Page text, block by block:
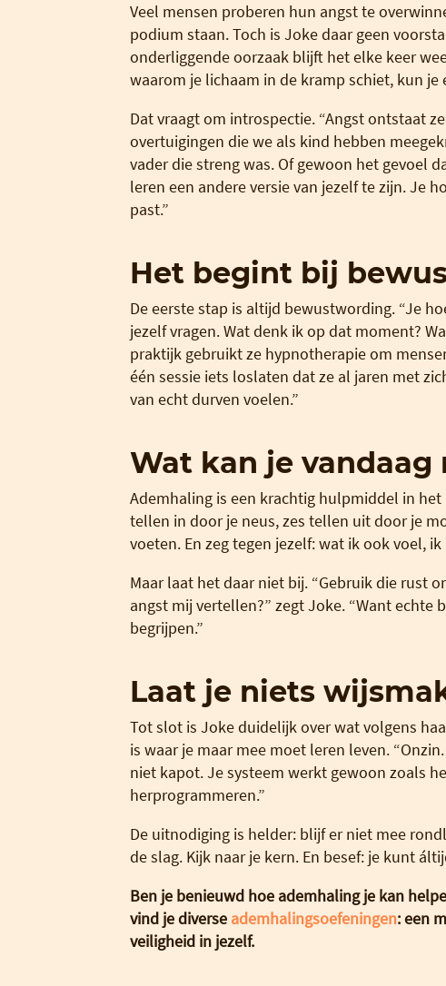
Veel mensen proberen hun angst te
podium staan. Toch is Joke daar geen
onderliggende oorzaak blijft het elke keer
waarom je lichaam in de kramp schiet, kun je
Dat vraagt om introspectie. “Angst ontstaat
overtuigingen die we als kind hebben
vader die streng was. Of gewoon het gevoel
leren een andere versie van jezelf te zijn. Je
past.”
Het begint bij
De eerste stap is altijd bewustwording. “Je
jezelf vragen. Wat denk ik op dat moment?
praktijk gebruikt ze hypnotherapie om
één sessie iets loslaten dat ze al jaren met
van echt durven voelen.”
Wat kan je vandaag
Ademhaling is een krachtig hulpmiddel in
tellen in door je neus, zes tellen uit door je
voeten. En zeg tegen jezelf: wat ik ook voel, ik
Maar laat het daar niet bij. “Gebruik die rust
angst mij vertellen?” zegt Joke. “Want
begrijpen.”
Laat je niets
Tot slot is Joke duidelijk over wat volgens
is waar je maar mee moet leren leven.
niet kapot. Je systeem werkt gewoon zoals
herprogrammeren.”
De uitnodiging is helder: blijf er niet mee
de slag. Kijk naar je kern. En besef: je kunt
Ben je benieuwd hoe ademhaling je kan
vind je diverse ademhalingsoefeningen: een
veiligheid in jezelf.